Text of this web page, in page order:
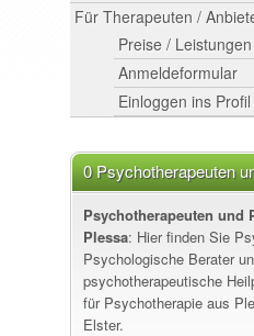
Für Therapeuten /
Preise / Leistungen
Anmeldeformular
Einloggen ins Profil
0 Psychotherapeuten
Plessa
Psychotherapeuten und
Plessa: Hier finden Sie
Psychologische Berater
psychotherapeutische
für Psychotherapie aus
Elster.